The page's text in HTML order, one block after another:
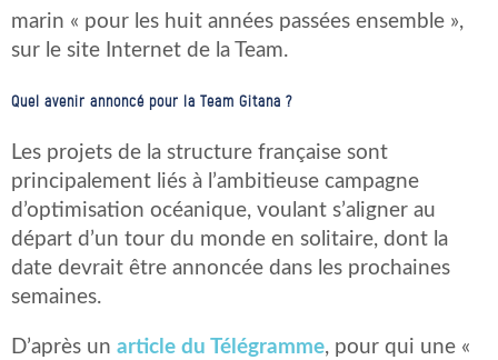
marin « pour les huit années passées ensemble »,
sur le site Internet de la Team.
Quel avenir annoncé pour la Team Gitana ?
Les projets de la structure française sont
principalement liés à l’ambitieuse campagne
d’optimisation océanique, voulant s’aligner au
départ d’un tour du monde en solitaire, dont la
date devrait être annoncée dans les prochaines
semaines.
D’après un article du Télégramme, pour qui une «